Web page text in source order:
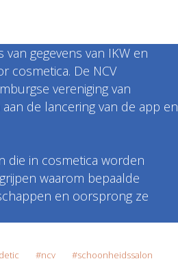
gegevens van IKW en
cosmetica. De NCV
vereniging van
de lancering van de app en
die in cosmetica worden
waarom bepaalde
en oorsprong ze
detic ncv
schoonheidssalon